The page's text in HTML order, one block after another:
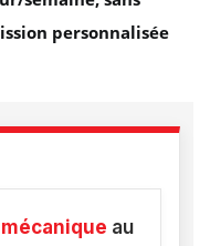
personnalisée
au